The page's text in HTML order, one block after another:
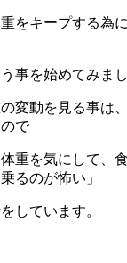
をキープする為
事を始めてみま
変動を見る事は
で
重を気にして、
るのが怖い」
しています。